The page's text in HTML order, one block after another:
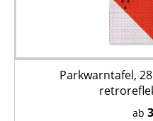
Parkwarntafel,
ab